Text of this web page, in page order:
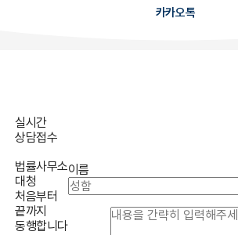
카카오톡
실시간
상담접수
법률사무소
대청
처음부터
끝까지
동행합니다
이름